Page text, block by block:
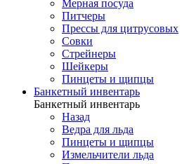
Мерная посуда
Питчеры
Прессы для цитрусовых
Совки
Стрейнеры
Шейкеры
Пинцеты и щипцы
Банкетный инвентарь
Банкетный инвентарь
Назад
Ведра для льда
Пинцеты и щипцы
Измельчители льда